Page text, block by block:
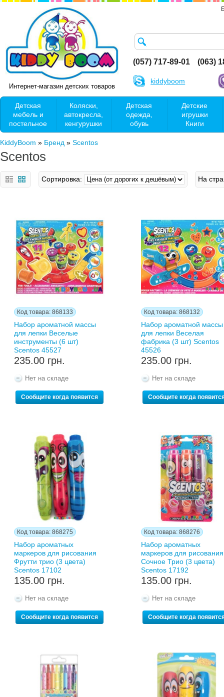
Интернет-магазин детских товаров
(057) 717-89-01 (063)
kiddyboom
Детская
мебель и
постельное
Коляски,
автокресла,
кенгурушки
Детская
одежда,
обувь
Детские
игрушки
Книги
KiddyBoom » Бренд » Scentos
Scentos
Сортировка: На
Код товара: 868133
Набор ароматной массы
для лепки Веселые
инструменты (6 шт)
Scentos 45527
235.00 грн.
Нет на складе
Сообщите когда появится
Код товара: 868132
Набор ароматной массы
для лепки Веселая
фабрика (3 шт) Scentos
45526
235.00 грн.
Нет на складе
Сообщите когда
Код товара: 868275
Набор ароматных
маркеров для рисования
Фрутти трио (3 цвета)
Scentos 17102
135.00 грн.
Нет на складе
Сообщите когда появится
Код товара: 868276
Набор ароматных
маркеров для рисования
Сочное Трио (3 цвета)
Scentos 17192
135.00 грн.
Нет на складе
Сообщите когда